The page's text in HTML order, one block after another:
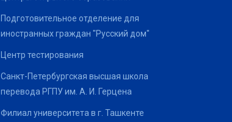
Подготовительное отделение для
иностранных граждан "Русский дом"
Центр тестирования
Санкт-Петербургская высшая школа
перевода РГПУ им. А. И. Герцена
Филиал университета в г. Ташкенте